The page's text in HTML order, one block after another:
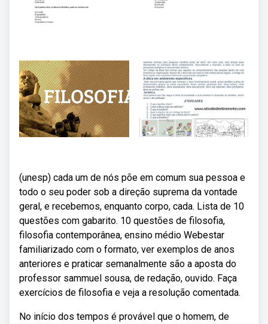
(unesp) cada um de nós põe em comum sua pessoa e
todo o seu poder sob a direção suprema da vontade
geral, e recebemos, enquanto corpo, cada. Lista de 10
questões com gabarito. 10 questões de filosofia,
filosofia contemporânea, ensino médio Webestar
familiarizado com o formato, ver exemplos de anos
anteriores e praticar semanalmente são a aposta do
professor sammuel sousa, de redação, ouvido. Faça
exercícios de filosofia e veja a resolução comentada.
No início dos tempos é provável que o homem, de